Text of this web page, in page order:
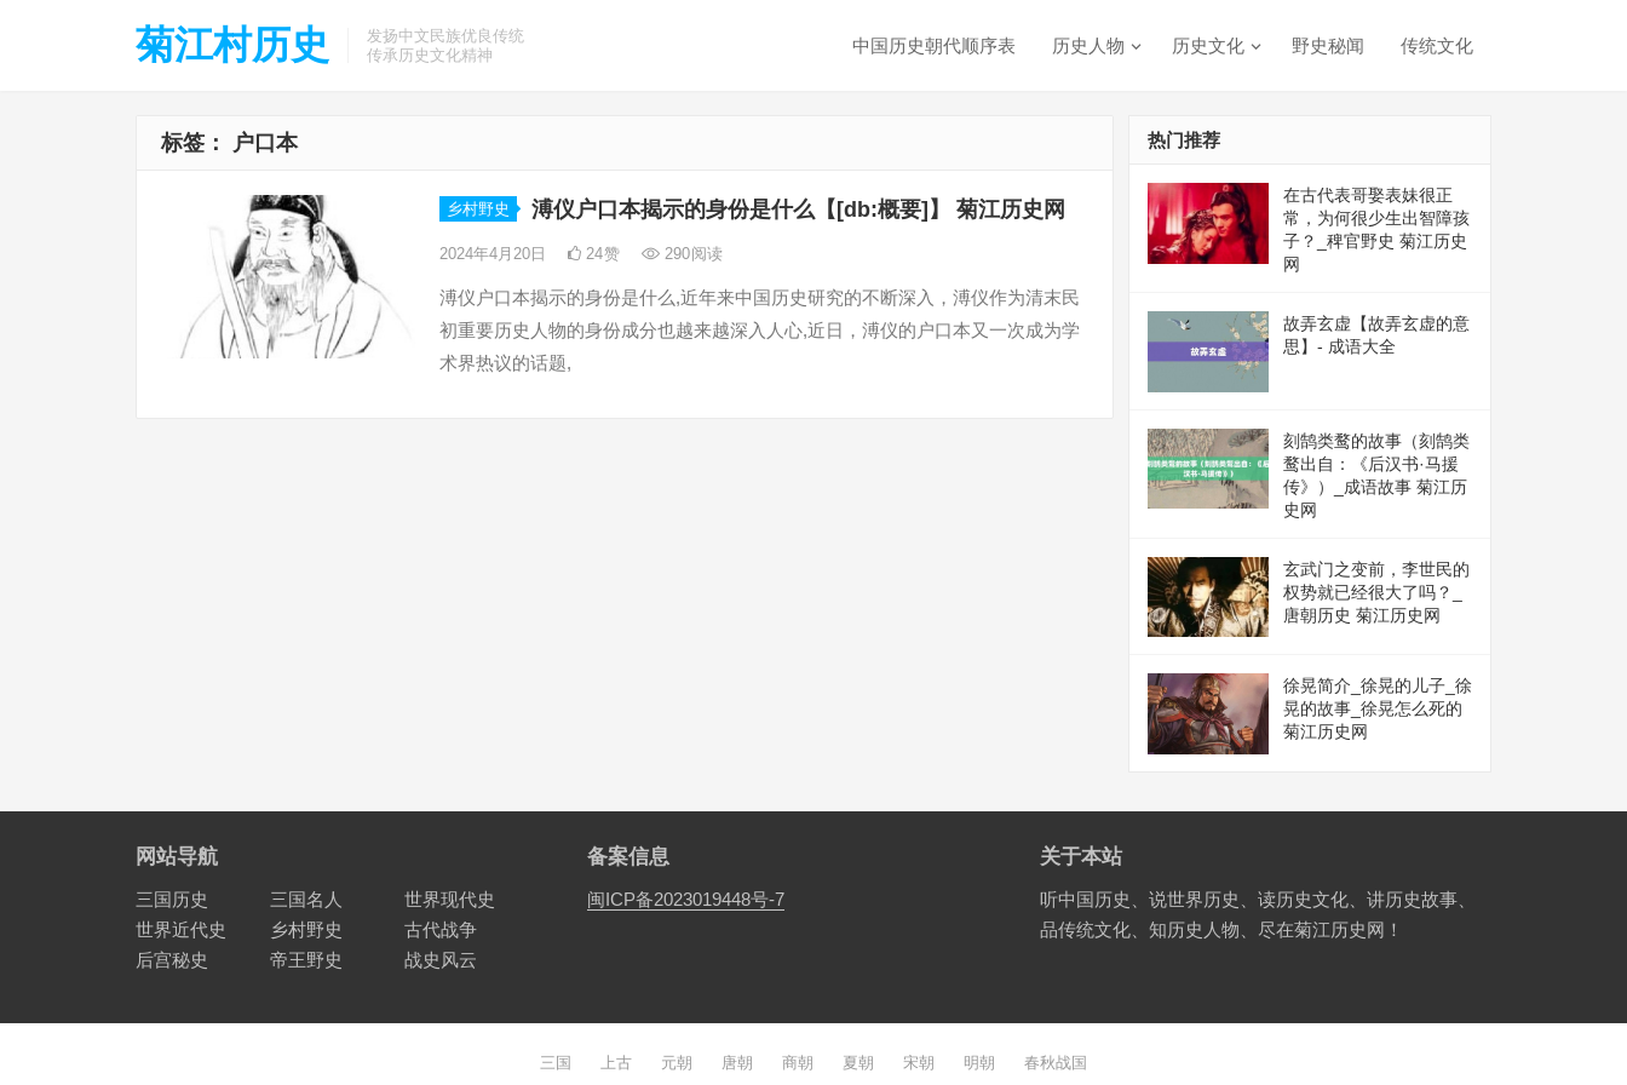
菊江村历史
发扬中文民族优良传统
传承历史文化精神
中国历史朝代顺序表 历史人物 历史文化 野史秘闻 传统文化
标签： 户口本
乡村野史 溥仪户口本揭示的身份是什么【[db:概要]】 菊江历史网
2024年4月20日 24赞 290阅读
溥仪户口本揭示的身份是什么,近年来中国历史研究的不断深入，溥仪作为清末民
初重要历史人物的身份成分也越来越深入人心,近日，溥仪的户口本又一次成为学
术界热议的话题,
热门推荐
在古代表哥娶表妹很正
常，为何很少生出智障孩
子？_稗官野史 菊江历史
网
故弄玄虚【故弄玄虚的意
思】- 成语大全
刻鹄类鹜的故事（刻鹄类
鹜出自：《后汉书·马援
传》）_成语故事 菊江历
史网
玄武门之变前，李世民的
权势就已经很大了吗？_
唐朝历史 菊江历史网
徐晃简介_徐晃的儿子_徐
晃的故事_徐晃怎么死的
菊江历史网
网站导航
三国历史 三国名人
世界现代史
世界近代史
乡村野史
古代战争
后宫秘史
帝王野史 战史风云
备案信息
闽ICP备2023019448号-7
关于本站
听中国历史、说世界历史、读历史文化、讲历史故事、
品传统文化、知历史人物、尽在菊江历史网！
三国 上古 元朝 唐朝 商朝 夏朝 宋朝 明朝 春秋战国